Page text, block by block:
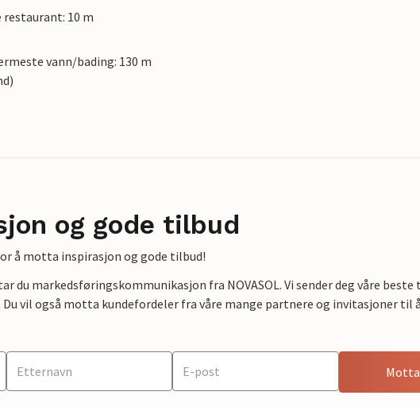
10 m
vann/bading: 130 m
og gode tilbud
å motta inspirasjon og gode tilbud!
du markedsføringskommunikasjon fra NOVASOL. Vi sender deg våre
vil også motta kundefordeler fra våre mange partnere og invitasjoner til